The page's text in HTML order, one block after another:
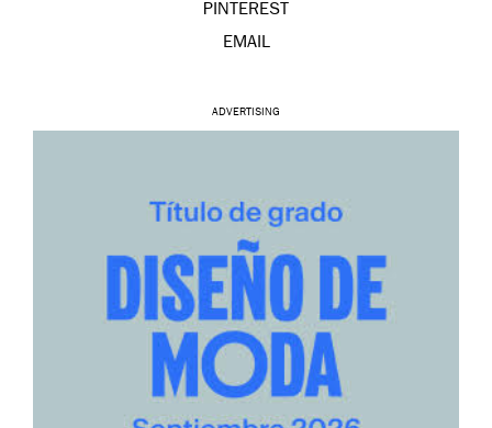
PINTEREST
EMAIL
ADVERTISING